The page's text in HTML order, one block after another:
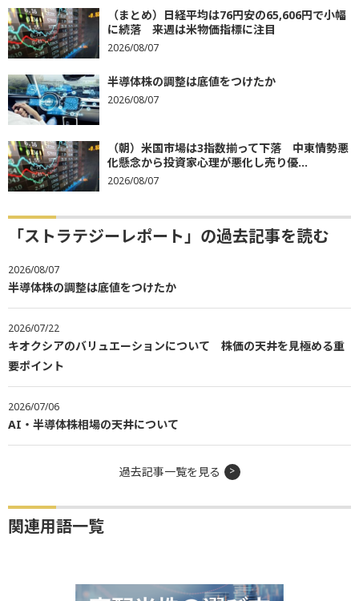
（まとめ）日経平均は76円安の65,606円で小幅
に続落 来週は米物価指標に注目
2026/08/07
半導体株の調整は底値をつけたか
2026/08/07
（朝）米国市場は3指数揃って下落 中東情勢悪
化懸念から投資家心理が悪化し売り優...
2026/08/07
「ストラテジーレポート」の過去記事を読む
2026/08/07
半導体株の調整は底値をつけたか
2026/07/22
キオクシアのバリュエーションについて 株価の天井を見極める重
要ポイント
2026/07/06
AI・半導体株相場の天井について
過去記事一覧を見る
関連用語一覧